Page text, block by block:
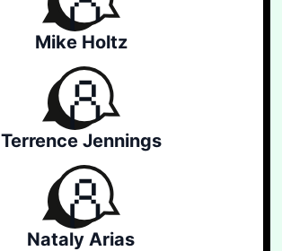
Mike Holtz
Terrence Jennings
Nataly Arias